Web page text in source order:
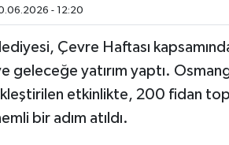
- 12:20
Çevre Haftası
geleceğe yatırım yaptı.
etkinlikte, 200 fidan
bir adım atıldı.